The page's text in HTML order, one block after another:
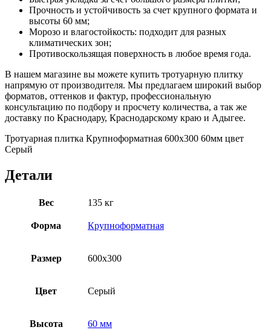
Прочность и устойчивость за счет крупного формата и
высоты 60 мм;
Морозо и влагостойкость: подходит для разных
климатических зон;
Противоскользящая поверхность в любое время года.
В нашем магазине вы можете купить тротуарную плитку
напрямую от производителя. Мы предлагаем широкий выбор
форматов, оттенков и фактур, профессиональную
консультацию по подбору и просчету количества, а так же
доставку по Краснодару, Краснодарскому краю и Адыгее.
Тротуарная плитка Крупноформатная 600х300 60мм цвет
Серый
Детали
Вес 135 кг
Форма Крупноформатная
Размер 600х300
Цвет Серый
Высота 60 мм